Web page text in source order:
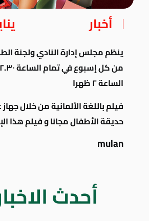
أخبار يناير
ينظم مجلس إدارة النادي ولجنة
الساعة ٢ ظهرا
فيلم باللغة الألمانيةمن خلال
حديقة الأطفال مجانا و فيلم هذا
mulan
أحدث